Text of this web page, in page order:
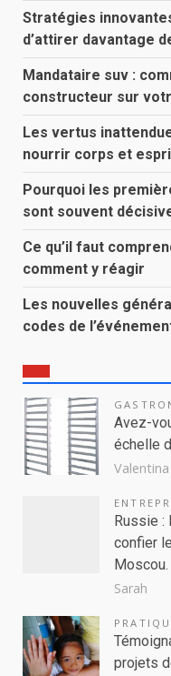
Stratégies
d’attirer davantage
Mandataire suv :
constructeur sur
Les vertus
nourrir corps et
Pourquoi les
sont souvent
Ce qu’il faut
comment y réagir
Les nouvelles
codes de
Avez-
échelle
Valentina
Russie :
confier
Moscou.
Sarah
projets